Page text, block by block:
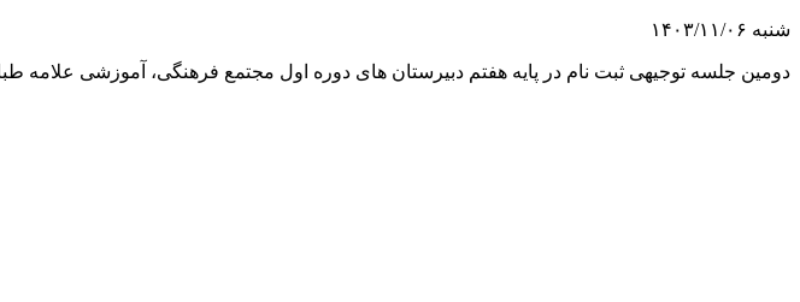
شنبه ۱۴۰۳/۱۱/۰۶
دومین جلسه توجیهی ثبت نام در پایه هفتم دبیرستان های دوره اول مجتمع فرهنگی، آموزشی علامه طباطبایی برای سال تحصیلی ۱۴۰۵-۱۴۰۴،